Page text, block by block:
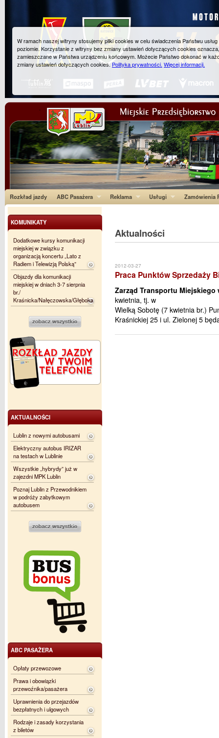
Rozkład jazdy ABC Pasażera Reklama Usługi Zamówienia
Aktualności
2012-03-27
Praca Punktów Sprzedaży
Zarząd Transportu Miejskiego
kwietnia, tj. w
Wielką Sobotę (7 kwietnia br.)
Kraśnickiej 25 i ul. Zielonej 5
KOMUNIKATY
Dodatkowe kursy komunikacji
miejskiej w związku z
organizacją koncertu „Lato z
Radiem i Telewizją Polską”
Objazdy dla komunikacji
miejskiej w dniach 3-7 sierpnia
br./
Kraśnicka/Nałęczowska/Głęboka
AKTUALNOŚCI
Lublin z nowymi autobusami
Elektryczny autobus IRIZAR
na testach w Lublinie
Wszystkie „hybrydy” już w
zajezdni MPK Lublin
Poznaj Lublin z Przewodnikiem
w podróży zabytkowym
autobusem
ABC PASAŻERA
Opłaty przewozowe
Prawa i obowiązki
przewoźnika/pasażera
Uprawnienia do przejazdów
bezpłatnych i ulgowych
Rodzaje i zasady korzystania
z biletów
W ramach naszej witryny stosujemy pliki cookies w celu świadczenia Państwu
poziomie. Korzystanie z witryny bez zmiany ustawień dotyczących cookies
zamieszczane w Państwa urządzeniu końcowym. Możecie Państwo dokonać w
zmiany ustawień dotyczących cookies.Polityka prywatności. Więcej informacji.